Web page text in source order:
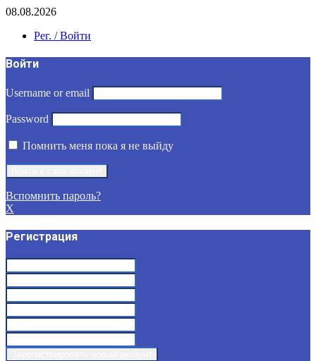
08.08.2026
Рег. / Войти
Войти
Username or email
Password
Помнить меня пока я не выйду
Вспомнить пароль?
X
Регистрация